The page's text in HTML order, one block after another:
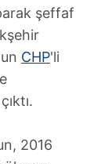
şeffaf
CHP'li
2016